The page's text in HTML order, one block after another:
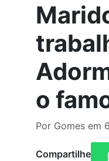
o
Por Gomes em
Compartilhe